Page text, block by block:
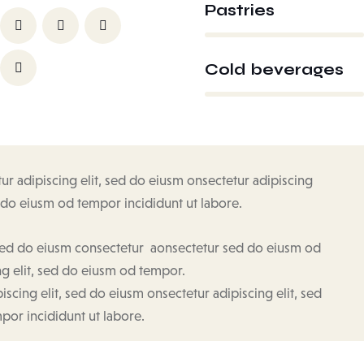
Pastries
Cold beverages
adipiscing elit, sed do eiusm onsectetur adipiscing
eiusm od tempor incididunt ut labore.
do eiusm consectetur aonsectetur sed do eiusm od
elit, sed do eiusm od tempor.
elit, sed do eiusm onsectetur adipiscing elit, sed
incididunt ut labore.